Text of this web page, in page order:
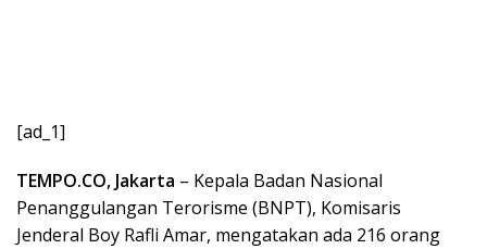
[ad_1]
TEMPO.CO, Jakarta – Kepala Badan Nasional
Penanggulangan Terorisme (BNPT), Komisaris
Jenderal Boy Rafli Amar, mengatakan ada 216 orang